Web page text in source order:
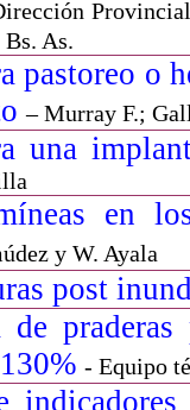
As.
pastoreo o
– Murray F.;
una
en
y W. Ayala
post
- Equipo